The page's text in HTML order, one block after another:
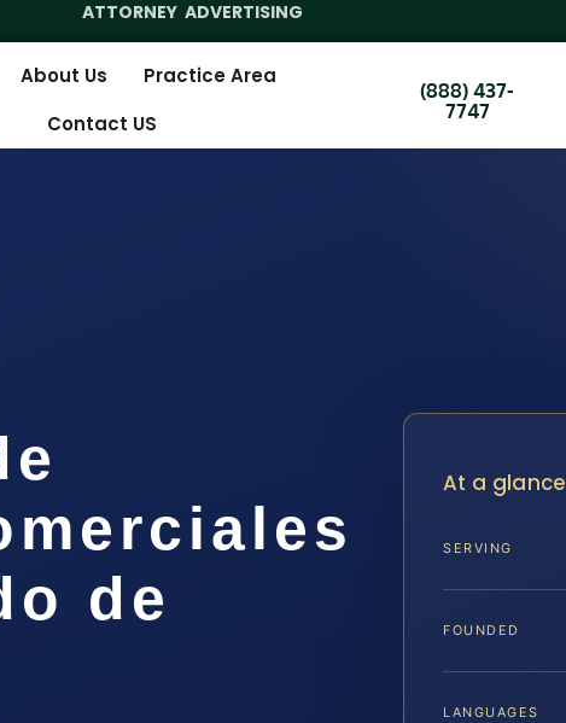
ATTORNEY ADVERTISING
About Us
Practice Area
Contact US
(888) 437-
7747
de
At a glance
SERVING
FOUNDED
LANGUAGES